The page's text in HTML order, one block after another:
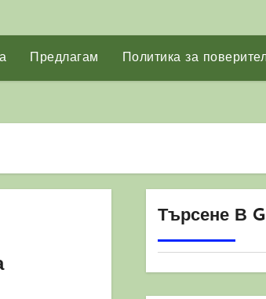
Предлагам Политика за
Търсене В